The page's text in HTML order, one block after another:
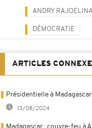
ANDRY
DÉMOCRATIE
ARTICLES
Présidentielle à
13/08/2024